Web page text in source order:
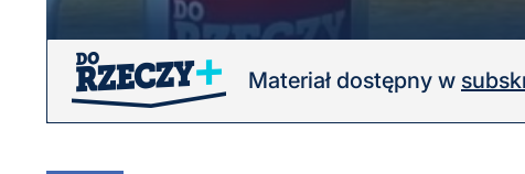
Materiał dostępny w